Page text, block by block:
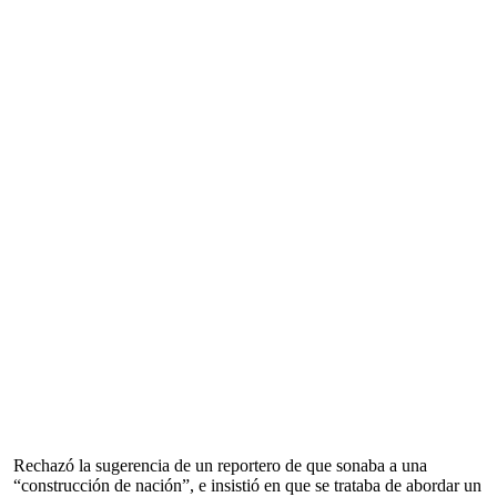
Rechazó la sugerencia de un reportero de que sonaba a una
“construcción de nación”, e insistió en que se trataba de abordar un